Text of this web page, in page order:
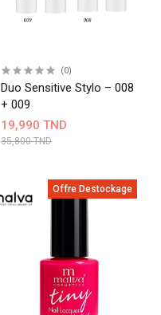
(0)
Duo Sensitive Stylo – 008
+ 009
19,990 TND
35,800 TND
Offre Destockage